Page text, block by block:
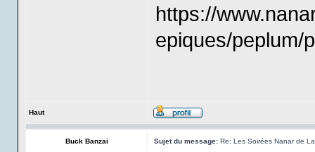
https://
epiques/peplum/
Haut
Buck Banzai Sujet du message: Re: Les Soirées Nanar de